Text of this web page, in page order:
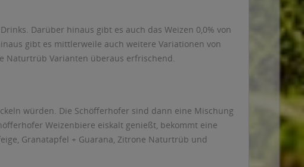
Darüber hinaus gibt es auch das Weizen 0,0% von
gibt es mittlerweile auch weitere Variationen von
Naturtrüb Varianten überaus erfrischend.
würden. Die Schöfferhofer sind dann eine Mischung
Weizenbiere eiskalt genießt, bekommt eine
Granatapfel + Guarana, Zitrone Naturtrüb und